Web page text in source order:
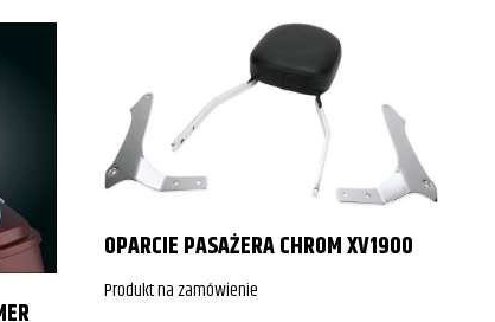
OPARCIE PASAŻERA CHROM XV1900
Produkt na zamówienie